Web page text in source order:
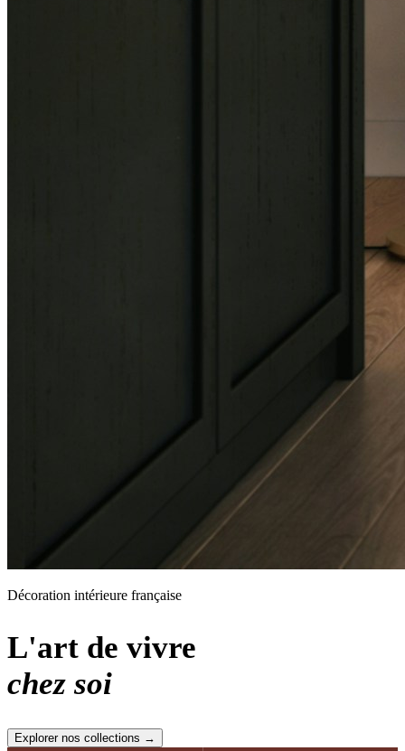
Décoration intérieure française
L'art de vivre
chez soi
Explorer nos collections →